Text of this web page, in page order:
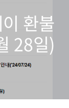
환불
28일)